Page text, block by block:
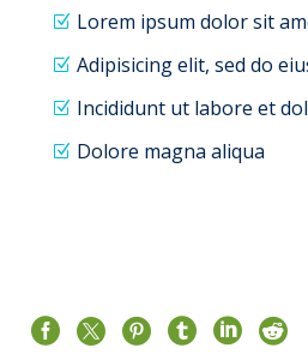
Lorem ipsum dolor sit
Adipisicing elit, sed do
Incididunt ut labore et
Dolore magna aliqua